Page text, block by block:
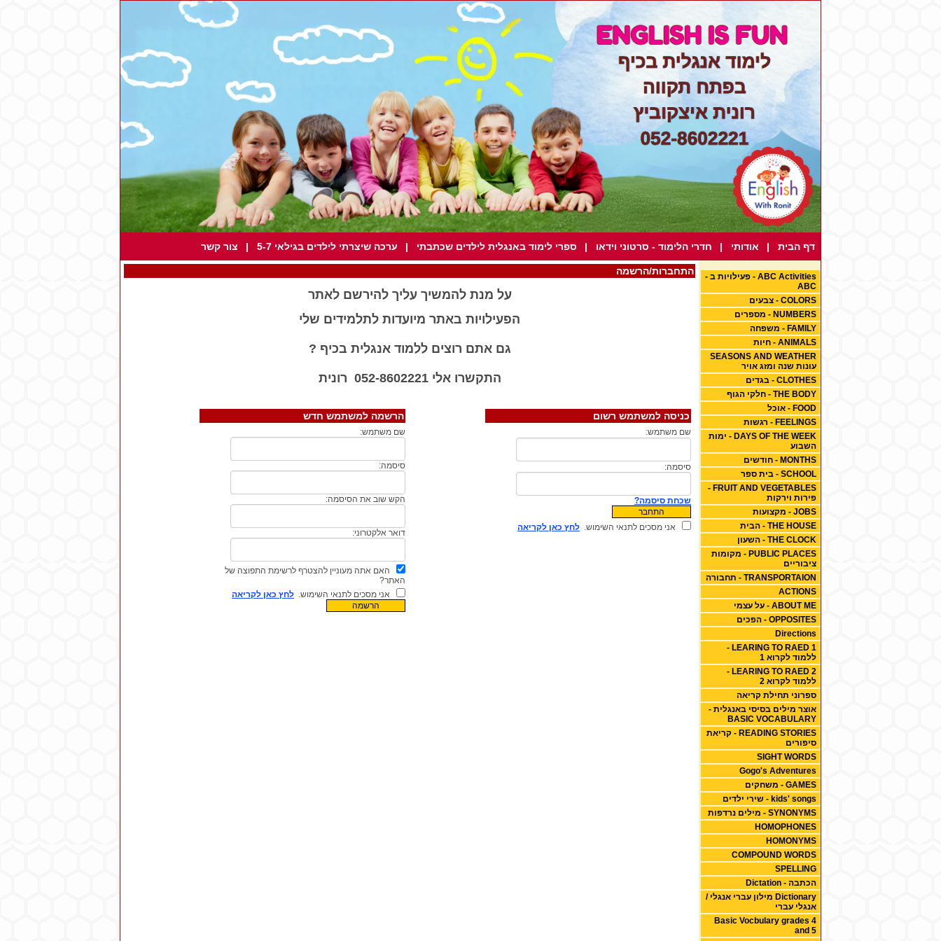
דף הבית | אודותי | חדרי הלימוד - סרטוני וידאו | ספרי לימוד באנגלית לילדים שכתבתי | ערכה שיצרתי לילדים בגילאי 5-7 | צור קשר
ABC Activities - פעילויות ב -
ABC
COLORS - צבעים
NUMBERS - מספרים
FAMILY - משפחה
ANIMALS - חיות
SEASONS AND WEATHER
עונות שנה ומזג אויר
CLOTHES - בגדים
THE BODY - חלקי הגוף
FOOD - אוכל
FEELINGS - רגשות
DAYS OF THE WEEK - ימות
השבוע
MONTHS - חודשים
SCHOOL - בית ספר
FRUIT AND VEGETABLES -
פירות וירקות
JOBS - מקצועות
THE HOUSE - הבית
THE CLOCK - השעון
PUBLIC PLACES - מקומות
ציבוריים
TRANSPORTAION - תחבורה
ACTIONS
ABOUT ME - על עצמי
OPPOSITES - הפכים
Directions
1 LEARING TO RAED -
ללמוד לקרוא 1
2 LEARING TO RAED -
ללמוד לקרוא 2
ספרוני תחילת קריאה
אוצר מילים בסיסי באנגלית -
BASIC VOCABULARY
READING STORIES - קריאת
סיפורים
SIGHT WORDS
Gogo's Adventures
GAMES - משחקים
kids' songs - שירי ילדים
SYNONYMS - מילים נרדפות
HOMOPHONES
HOMONYMS
COMPOUND WORDS
SPELLING
הכתבה - Dictation
Dictionary מילון עברי אנגלי /
אנגלי עברי
Basic Vocbulary grades 4
and 5
התחברות/הרשמה
על מנת להמשיך עליך להירשם לאתר
הפעילויות באתר מיועדות לתלמידים שלי
גם אתם רוצים ללמוד אנגלית בכיף ?
התקשרו אלי 052-8602221 רונית
כניסה למשתמש רשום
שם משתמש:
סיסמה:
שכחת סיסמה?
אני מסכים לתנאי השימוש. לחץ כאן לקריאה
הרשמה למשתמש חדש
שם משתמש:
סיסמה:
הקש שוב את הסיסמה:
דואר אלקטרוני:
האם אתה מעוניין להצטרף לרשימת התפוצה של
האתר?
אני מסכים לתנאי השימוש. לחץ כאן לקריאה